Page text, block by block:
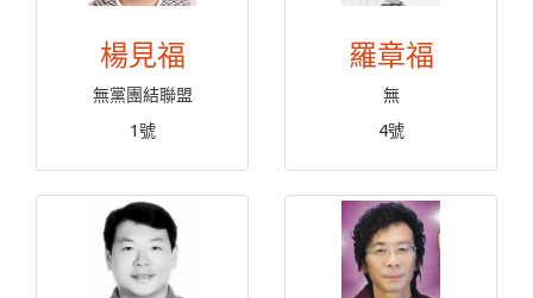
楊見福
無黨團結聯盟
1號
羅章福
無
4號